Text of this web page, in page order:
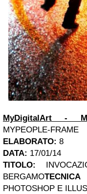
MyDigitalArt -
MYPEOPLE-FRAME
ELABORATO: 8
DATA: 17/01/14
TITOLO:
BERGAMOTECNICA
PHOTOSHOP E